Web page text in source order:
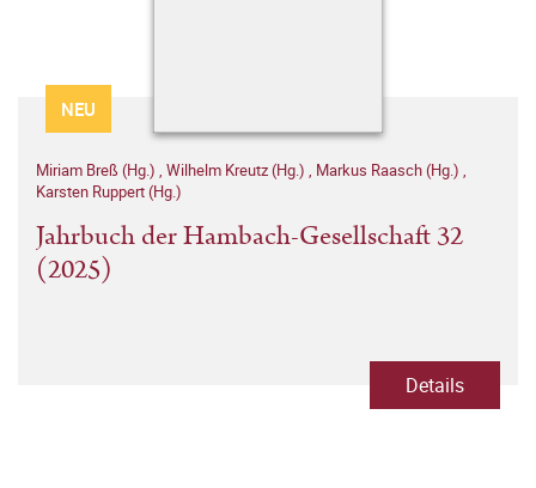
NEU
Miriam Breß (Hg.) , Wilhelm Kreutz (Hg.) , Markus Raasch (Hg.) ,
Karsten Ruppert (Hg.)
Jahrbuch der Hambach-Gesellschaft 32
(2025)
Details